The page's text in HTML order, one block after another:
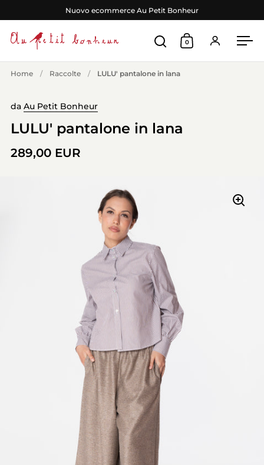
Passa ai contenutiNuovo ecommerce Au Petit Bonheur
Apri ricercaApri carrello
0 Accedi
Home / Raccolte / LULU' pantalone in lana
da Au Petit Bonheur
LULU' pantalone in lana
289,00 EUR